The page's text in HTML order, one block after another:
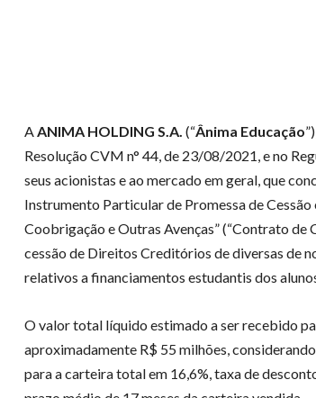
AANIMA HOLDING S.A. (“Ânima Educação
Resolução CVM n° 44, de 23/08/2021, e no
seus acionistas e ao mercado em geral, que
Instrumento Particular de Promessa de
Coobrigação e Outras Avenças” (“Contrato de
cessão de Direitos Creditórios de diversas de
relativos a financiamentos estudantis dos
O valor total líquido estimado a ser recebido
aproximadamente R$ 55 milhões,
para a carteira total em 16,6%, taxa de